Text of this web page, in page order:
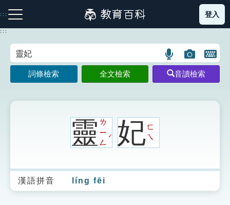
到
主
:::
注音索引圖示 筆畫索引圖示 部首索引表圖示
生字詞彙表
登入
:::
語
言
搜
圖
片
搜
開
鍵
圖
詞條檢索 全文檢索 音讀檢索
靈ㄌ
ㄧ
ㄥ
ˊ 妃ㄈ
ㄟ
漢語拼音 líng fēi